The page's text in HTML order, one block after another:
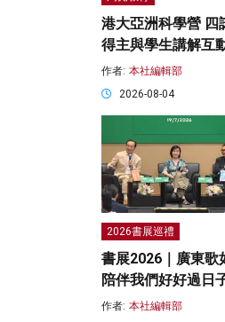
港大亞洲科學營 四
得主與學生講解互
作者: 本社編輯部
2026-08-04
2026書展巡禮
書展2026｜廣東歌
陪伴我們好好過日
作者: 本社編輯部